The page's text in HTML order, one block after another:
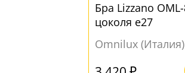
Бра Lizzano
цоколя e27
Omnilux (Италия)